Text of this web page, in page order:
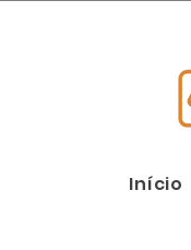
Início